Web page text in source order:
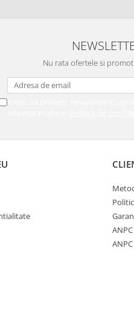
Nu rata ofertele si
Vreau sa primesc newsletter cu
ANPC